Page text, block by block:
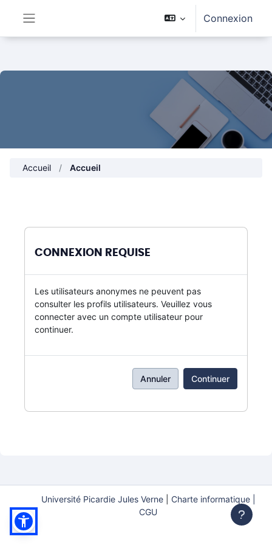
Connexion
Accueil Accueil
CONNEXION REQUISE
Les utilisateurs anonymes ne peuvent pas
consulter les profils utilisateurs. Veuillez vous
connecter avec un compte utilisateur pour
continuer.
Annuler Continuer
Université Picardie Jules Verne|
Charte informatique |
CGU